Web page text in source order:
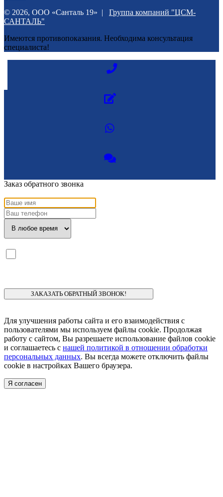
© 2026, ООО «Санталь 19» | Группа компаний "ЦСМ-
САНТАЛЬ"
Имеются противопоказания. Необходима консультация
специалиста!
Заказ обратного звонка
Для улучшения работы сайта и его взаимодействия с
пользователями мы используем файлы cookie. Продолжая
работу с сайтом, Вы разрешаете использование файлов cookie
и соглашаетесь с нашей политикой в отношении обработки
персональных данных. Вы всегда можете отключить файлы
cookie в настройках Вашего браузера.
Я согласен